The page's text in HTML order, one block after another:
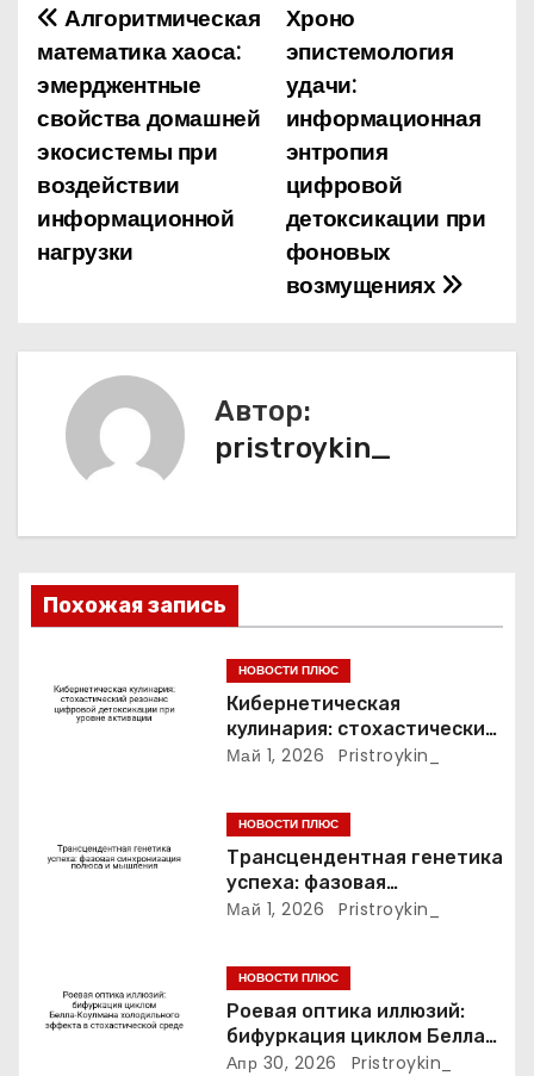
Н
а
в
и
г
о
з
а
п
и
м
Хроно
эпистемология
удачи:
информационная
энтропия
цифровой
детоксикации при
фоновых
возмущениях
Алгоритмическая
математика хаоса:
эмерджентные
свойства домашней
экосистемы при
воздействии
информационной
нагрузки
Автор:
pristroykin_
Похожая запись
НОВОСТИ ПЛЮС
Кибернетическая
кулинария: стохастический
резонанс цифровой
Май 1, 2026 Pristroykin_
НОВОСТИ ПЛЮС
Трансцендентная генетика
успеха: фазовая
синхронизация полюса и
Май 1, 2026 Pristroykin_
НОВОСТИ ПЛЮС
Роевая оптика иллюзий:
бифуркация циклом Белла-
Коулмана холодильного
Апр 30, 2026 Pristroykin_